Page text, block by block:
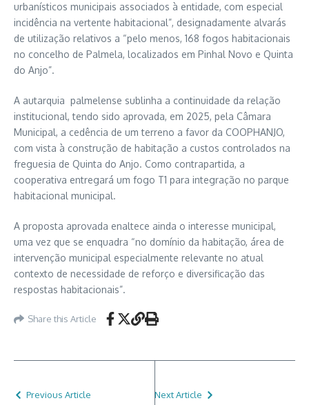
urbanísticos municipais associados à entidade, com especial
incidência na vertente habitacional”, designadamente alvarás
de utilização relativos a “pelo menos, 168 fogos habitacionais
no concelho de Palmela, localizados em Pinhal Novo e Quinta
do Anjo”.
A autarquia palmelense sublinha a continuidade da relação
institucional, tendo sido aprovada, em 2025, pela Câmara
Municipal, a cedência de um terreno a favor da COOPHANJO,
com vista à construção de habitação a custos controlados na
freguesia de Quinta do Anjo. Como contrapartida, a
cooperativa entregará um fogo T1 para integração no parque
habitacional municipal.
A proposta aprovada enaltece ainda o interesse municipal,
uma vez que se enquadra “no domínio da habitação, área de
intervenção municipal especialmente relevante no atual
contexto de necessidade de reforço e diversificação das
respostas habitacionais”.
Share this Article
Previous Article Next Article